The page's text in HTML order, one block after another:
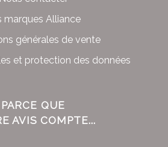
marques Alliance
générales de vente
et protection des données
PARCE QUE
AVIS COMPTE...